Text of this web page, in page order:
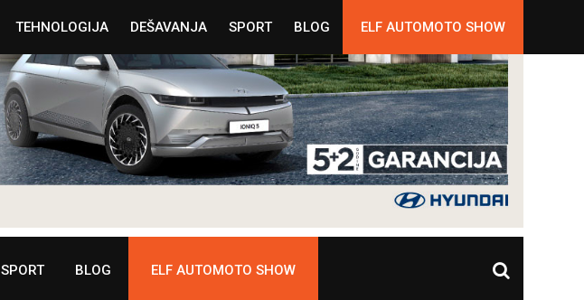
SPORT BLOG ELF AUTOMOTO SHOW
TEHNOLOGIJA DEŠAVANJA SPORT BLOG ELF AUTOMOTO SHOW